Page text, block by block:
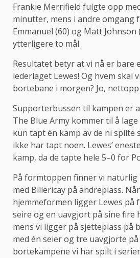
Frankie Merrifield fulgte opp
minutter, mens i andre omgang
Emmanuel (60) og Matt Johnson
ytterligere to mål.
Resultatet betyr at vi nå er bare
lederlaget Lewes! Og hvem skal
bortebane i morgen? Jo, nettopp
Supporterbussen til kampen er
The Blue Army kommer til å
kun tapt én kamp av de ni spilte
ikke har tapt noen. Lewes’
kamp, da de tapte hele 5–0 for
På formtoppen finner vi naturlig
med Billericay på andreplass.
hjemmeformen ligger Lewes på
seire og en uavgjort på sine fire
mens vi ligger på sjetteplass på
med én seier og tre uavgjorte
bortekampene vi har spilt i